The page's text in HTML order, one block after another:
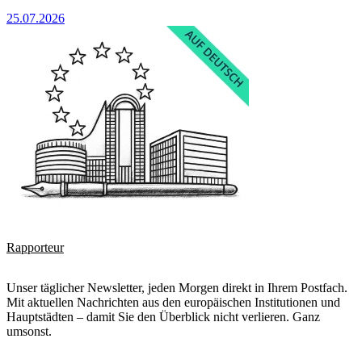
25.07.2026
Rapporteur
Unser täglicher Newsletter, jeden Morgen direkt in Ihrem Postfach.
Mit aktuellen Nachrichten aus den europäischen Institutionen und
Hauptstädten – damit Sie den Überblick nicht verlieren. Ganz
umsonst.